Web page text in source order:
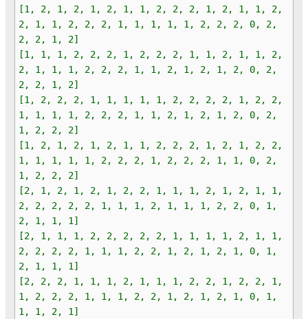
[1, 2, 1, 2, 1, 2, 1, 1, 2, 2, 2, 1, 2, 1, 1, 2,
2, 1, 1, 2, 2, 2, 1, 1, 1, 1, 1, 2, 2, 2, 0, 2,
2, 2, 1, 2]
[1, 1, 1, 2, 2, 2, 1, 2, 2, 2, 1, 1, 2, 1, 1, 2,
2, 1, 1, 1, 2, 2, 2, 1, 1, 2, 1, 2, 1, 2, 0, 2,
2, 2, 1, 2]
[1, 2, 2, 2, 1, 1, 1, 1, 1, 2, 2, 2, 2, 1, 2, 2,
1, 1, 1, 1, 2, 2, 2, 1, 1, 2, 1, 2, 1, 2, 0, 2,
1, 2, 2, 2]
[1, 2, 1, 2, 1, 2, 1, 1, 2, 2, 2, 1, 2, 1, 2, 2,
1, 1, 1, 1, 1, 2, 2, 2, 1, 2, 2, 2, 1, 1, 0, 2,
1, 2, 2, 2]
[2, 1, 2, 1, 2, 1, 2, 2, 1, 1, 1, 2, 1, 2, 1, 1,
2, 2, 2, 2, 2, 1, 1, 1, 2, 1, 1, 1, 2, 2, 0, 1,
2, 1, 1, 1]
[2, 1, 1, 1, 2, 2, 2, 2, 2, 1, 1, 1, 1, 2, 1, 1,
2, 2, 2, 2, 1, 1, 1, 2, 2, 1, 2, 1, 2, 1, 0, 1,
2, 1, 1, 1]
[2, 2, 2, 1, 1, 1, 2, 1, 1, 1, 2, 2, 1, 2, 2, 1,
1, 2, 2, 2, 1, 1, 1, 2, 2, 1, 2, 1, 2, 1, 0, 1,
1, 1, 2, 1]